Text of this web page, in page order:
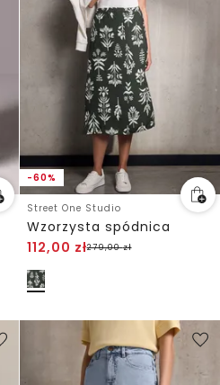
-60%
Street One Studio
Wzorzysta spódnica
112,00 zł279,00zł